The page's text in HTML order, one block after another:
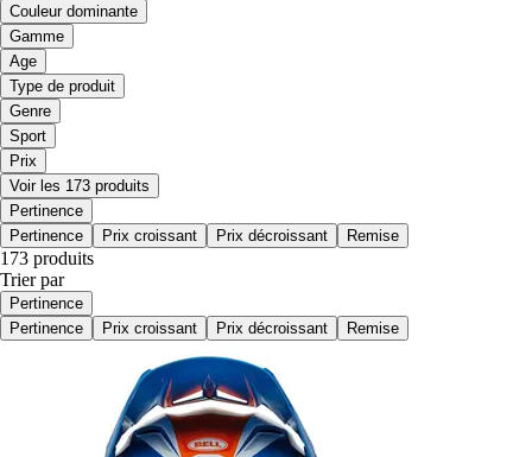
Couleur dominante
Gamme
Age
Type de produit
Genre
Sport
Prix
Voir les 173 produits
Pertinence
Pertinence
Prix croissant Prix décroissant Remise
173 produits
Trier par
Pertinence
Pertinence
Prix croissant Prix décroissant Remise